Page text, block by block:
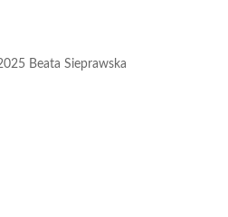
Beata Sieprawska